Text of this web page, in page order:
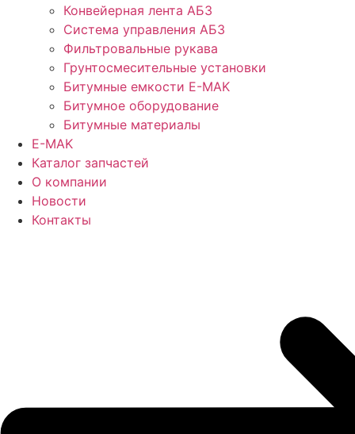
Конвейерная лента АБЗ
Система управления АБЗ
Фильтровальные рукава
Грунтосмесительные установки
Битумные емкости E-MAK
Битумное оборудование
Битумные материалы
E-MAK
Каталог запчастей
О компании
Новости
Контакты